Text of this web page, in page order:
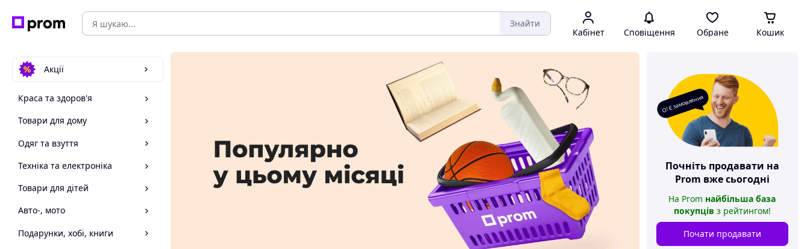
Знайти
Кабінет Сповіщення Обране Кошик
Акції
Краса та здоров'я
Товари для дому
Одяг та взуття
Техніка та електроніка
Товари для дітей
Авто-, мото
Подарунки, хобі, книги
О! Є замовлення
Почніть продавати на
Prom вже сьогодні
На Prom найбільша база
покупців з рейтингом!
Почати продавати